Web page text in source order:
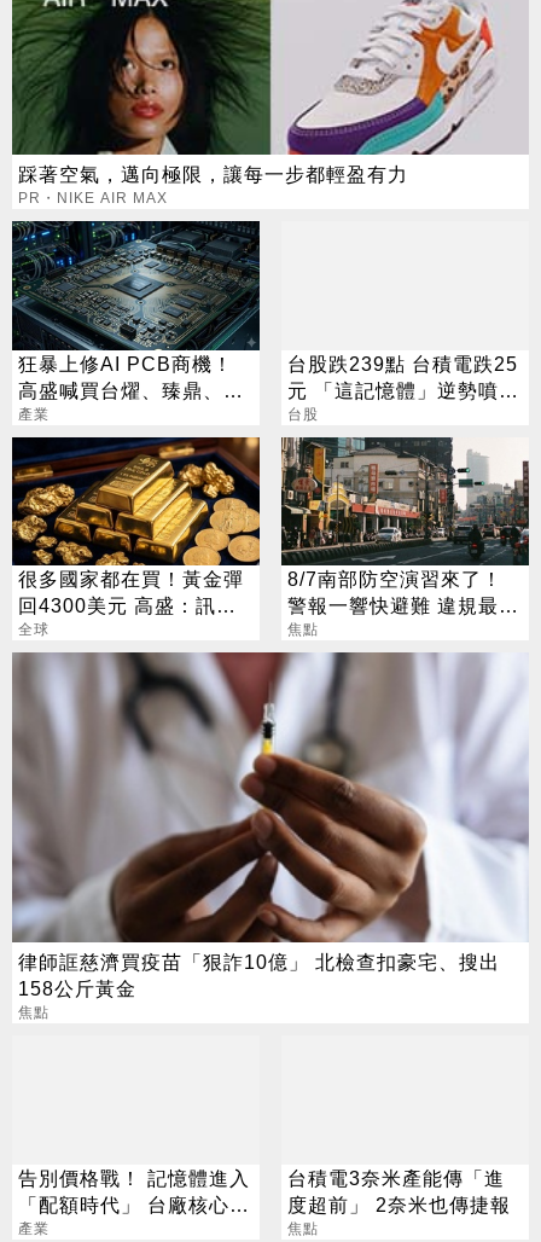
踩著空氣，邁向極限，讓每一步都輕盈有力
PR・NIKE AIR MAX
狂暴上修AI PCB商機！
高盛喊買台燿、臻鼎、台
產業
台股跌239點 台積電跌25
元 「這記憶體」逆勢噴
5%
台股
很多國家都在買！黃金彈
回4300美元 高盛：訊號
來了
全球
8/7南部防空演習來了！
警報一響快避難 違規最高
開罰15萬
焦點
律師誆慈濟買疫苗「狠詐10億」 北檢查扣豪宅、搜出
158公斤黃金
焦點
告別價格戰！ 記憶體進入
「配額時代」 台廠核心指
標一次看
產業
台積電3奈米產能傳「進
度超前」 2奈米也傳捷報
焦點